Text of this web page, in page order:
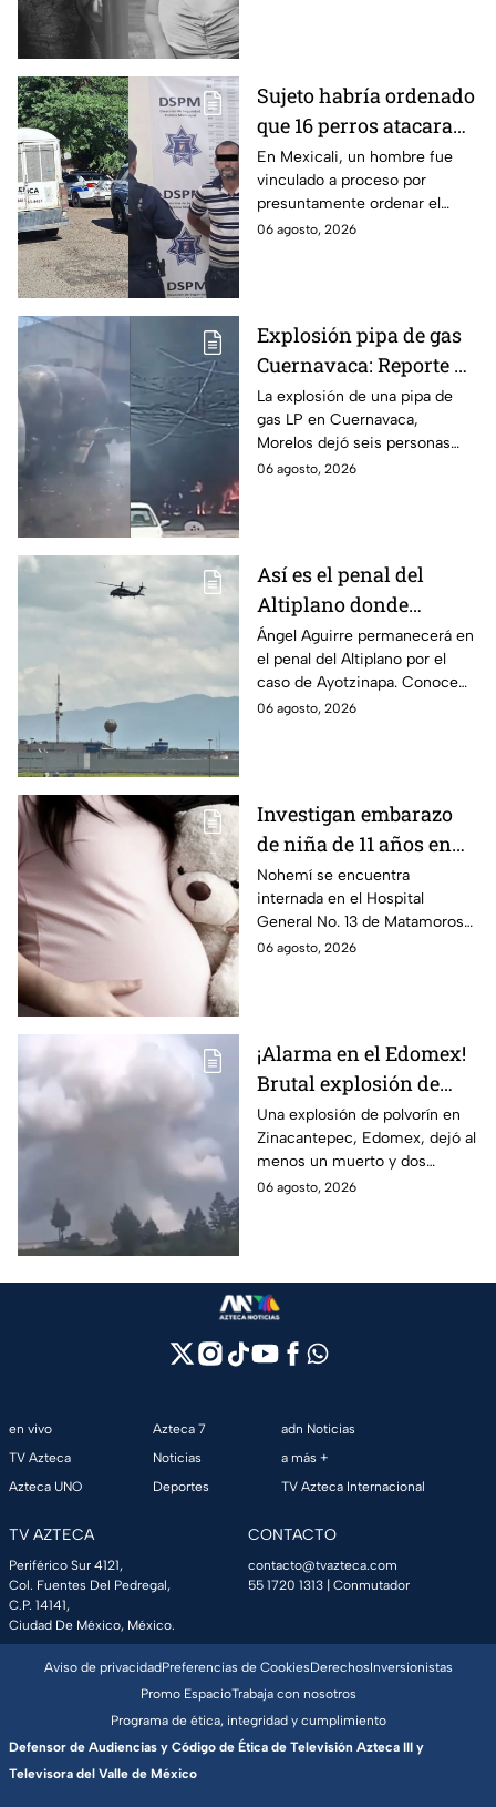
Sujeto habría ordenado
que 16 perros atacaran
a su hermana con
discapacidad en
Mexicali, BC
En Mexicali, un hombre fue
vinculado a proceso por
presuntamente ordenar el
ataque de 16 perros contra su
06 agosto, 2026
Explosión pipa de gas
Cuernavaca: Reporte de
víctimas tras estallido
en Morelos
La explosión de una pipa de
gas LP en Cuernavaca,
Morelos dejó seis personas
hospitalizadas. IMSS informó
06 agosto, 2026
Así es el penal del
Altiplano donde
permanecerá Ángel
Aguirre por caso
Ayotzinapa
Ángel Aguirre permanecerá en
el penal del Altiplano por el
caso de Ayotzinapa. Conoce
dónde está, cómo es esta
06 agosto, 2026
Investigan embarazo
de niña de 11 años en
Matamoros,
Tamaulipas; ¿qué pasó
con Nohemí?
Nohemí se encuentra
internada en el Hospital
General No. 13 de Matamoros
tras complicaciones por un
06 agosto, 2026
¡Alarma en el Edomex!
Brutal explosión de
polvorín en Santa
María del Monte,
Zinacantepec; reportan
al menos un muerto y
Una explosión de polvorín en
Zinacantepec, Edomex, dejó al
menos un muerto y dos
heridos; autoridades atiende la
06 agosto, 2026
en vivo
TV Azteca
Azteca UNO
Azteca 7
Noticias
Deportes
adn Noticias
a más +
TV Azteca Internacional
TV AZTECA
Periférico Sur 4121,
Col. Fuentes Del Pedregal,
C.P. 14141,
Ciudad De México, México.
CONTACTO
contacto@tvazteca.com
55 1720 1313 | Conmutador
Aviso de privacidadPreferencias de CookiesDerechosInversionistas
Promo EspacioTrabaja con nosotros
Programa de ética, integridad y cumplimiento
Defensor de Audiencias y Código de Ética de Televisión Azteca III y
Televisora del Valle de México